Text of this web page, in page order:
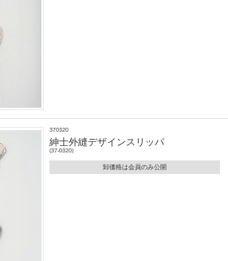
370320
紳士外縫デザインスリッパ
(37-0320)
卸価格は会員のみ公開